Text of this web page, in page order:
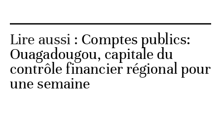
Lire aussi : Comptes publics:
Ouagadougou, capitale du
contrôle financier régional pour
une semaine